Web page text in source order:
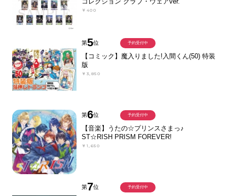
￥400
第5位
【コミック】魔入りました!入間くん(50) 特装
版
￥3,850
予約受付中
第6位
【音楽】うたの☆プリンスさまっ♪
ST☆RISH PRISM FOREVER!
￥1,650
予約受付中
第7位 予約受付中